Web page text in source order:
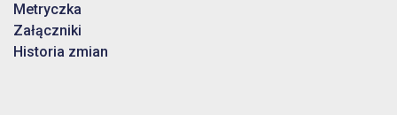
Metryczka
Załączniki
Historia zmian